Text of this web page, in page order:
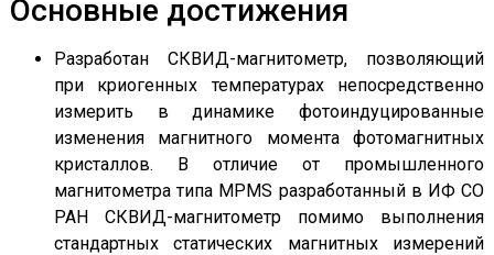
Основные достижения
Разработан СКВИД-магнитометр, позволяющий
при криогенных температурах непосредственно
измерить в динамике фотоиндуцированные
изменения магнитного момента фотомагнитных
кристаллов. В отличие от промышленного
магнитометра типа MPMS разработанный в ИФ СО
РАН СКВИД-магнитометр помимо выполнения
стандартных статических магнитных измерений